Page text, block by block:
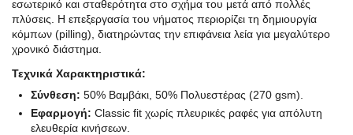
εσωτερικό και σταθερότητα στο σχήμα του μετά από πολλές
πλύσεις. Η επεξεργασία του νήματος περιορίζει τη δημιουργία
κόμπων (pilling), διατηρώντας την επιφάνεια λεία για μεγαλύτερο
χρονικό διάστημα.
Τεχνικά Χαρακτηριστικά:
Σύνθεση: 50% Βαμβάκι, 50% Πολυεστέρας (270 gsm).
Εφαρμογή: Classic fit χωρίς πλευρικές ραφές για απόλυτη
ελευθερία κινήσεων.